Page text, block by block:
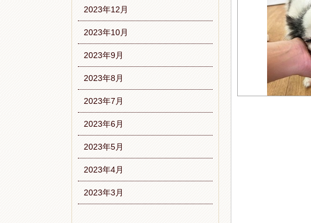
2023年12月
2023年10月
2023年9月
2023年8月
2023年7月
2023年6月
2023年5月
2023年4月
2023年3月